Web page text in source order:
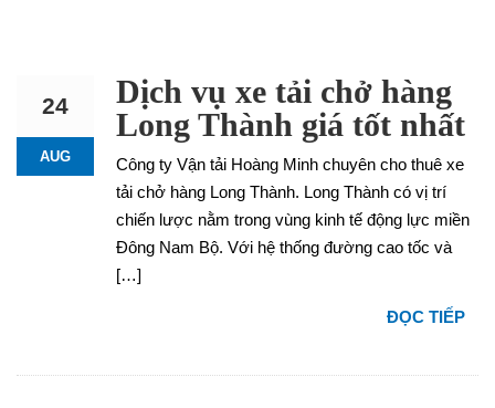
24
AUG
Dịch vụ xe tải chở hàng
Long Thành giá tốt nhất
Công ty Vận tải Hoàng Minh chuyên cho thuê xe
tải chở hàng Long Thành. Long Thành có vị trí
chiến lược nằm trong vùng kinh tế động lực miền
Đông Nam Bộ. Với hệ thống đường cao tốc và
[…]
ĐỌC TIẾP